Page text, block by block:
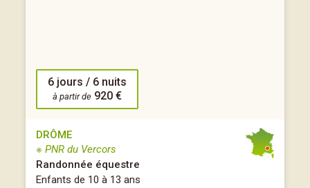
6 jours / 6 nuits
à partir de 920 €
DRÔME
※ PNR du Vercors
Randonnée équestre
Enfants de 10 à 13 ans